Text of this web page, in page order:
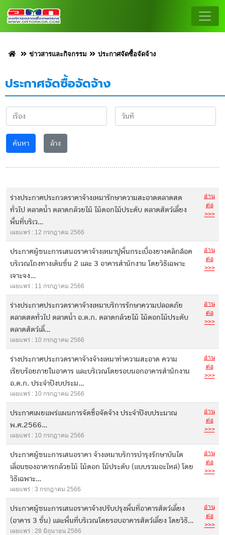
ข่าวสารและกิจกรรม ประกาศจัดซื้อจัดจ้าง
ประกาศจัดซื้อจัดจ้าง
ค้นหา ล้าง
ร่างประกาศประกวดราคาจ้างเหมารักษาความสะอาดตลาดสด
ทั่วไป ตลาดน้ำ ตลาดกล้วยไม้ ไม้ดอกไม้ประดับ ตลาดสัตว์เลี้ยง
พื้นที่บริเว...
เผยแพร่ : 12 กรกฎาคม 2566
อ่าน
ต่อ
>>>
ประกาศผู้ชนะการเสนอราคาจ้างเหมาปูพื้นกระเบื้องยางคลิกล็อค
บริเวณโถงทางเดินชั้น 2 และ 3 อาคารสำนักงาน โดยวิธีเฉพาะ
เจาะจง...
เผยแพร่ : 11 กรกฎาคม 2566
อ่าน
ต่อ
>>>
ร่างประกาศประกวดราคาจ้างเหมาบริการรักษาความปลอดภัย
ตลาดสดทั่วไป ตลาดน้ำ อ.ต.ก. ตลาดกล้วยไม้ ไม้ดอกไม้ประดับ
ตลาดสัตว์เลี้...
เผยแพร่ : 10 กรกฎาคม 2566
อ่าน
ต่อ
>>>
ร่างประกาศประกวดราคาจ้างจ้างเหมาทำความสะอาด ความ
เรียบร้อยภายในอาคาร และบริเวณโดยรอบนอกอาคารสำนักงาน
อ.ต.ก. ประจำปีงบประม...
เผยแพร่ : 10 กรกฎาคม 2566
อ่าน
ต่อ
>>>
ประกาศเผยแพร่แผนการจัดซื้อจัดจ้าง ประจำปีงบประมาณ
พ.ศ.2566...
เผยแพร่ : 10 กรกฎาคม 2566
อ่าน
ต่อ
>>>
ประกาศผู้ชนะการเสนอราคา จ้างเหมาบริการบำรุงรักษาบันได
เลื่อนของอาคารกล้วยไม้ ไม้ดอก ไม้ประดับ (แบบรวมอะไหล่) โดย
วิธีเฉพาะ...
เผยแพร่ : 3 กรกฎาคม 2566
อ่าน
ต่อ
>>>
ประกาศผู้ชนะการเสนอราคาจ้างปรับปรุงพื้นที่อาคารสัตว์เลี้ยง
(อาคาร 3 ชั้น) และพื้นที่บริเวณโดยรอบอาคารสัตว์เลี้ยง โดยวิธี...
เผยแพร่ : 28 มิถุนายน 2566
อ่าน
ต่อ
>>>